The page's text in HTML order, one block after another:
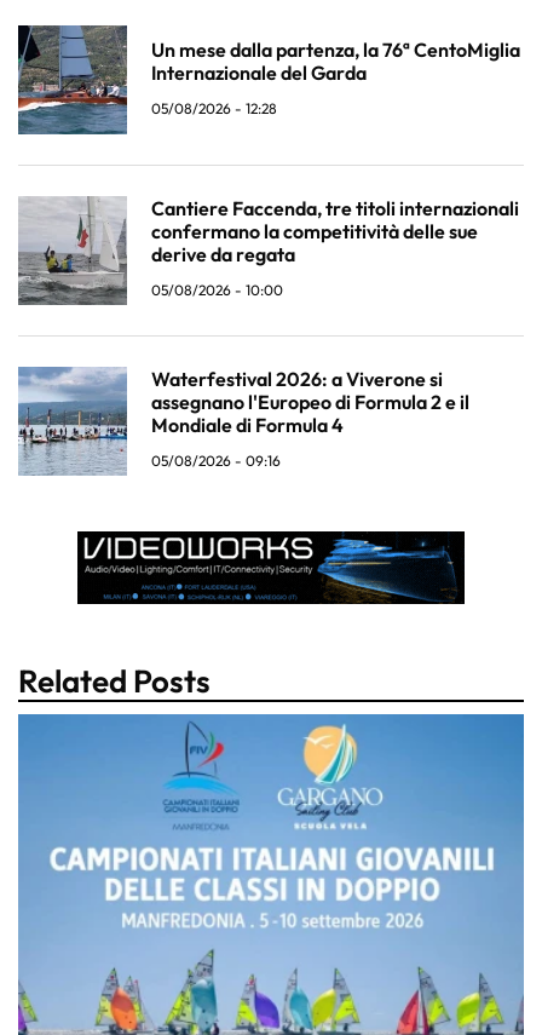
Un mese dalla partenza, la 76ª CentoMiglia
Internazionale del Garda
05/08/2026 - 12:28
Cantiere Faccenda, tre titoli internazionali
confermano la competitività delle sue
derive da regata
05/08/2026 - 10:00
Waterfestival 2026: a Viverone si
assegnano l'Europeo di Formula 2 e il
Mondiale di Formula 4
05/08/2026 - 09:16
Related Posts